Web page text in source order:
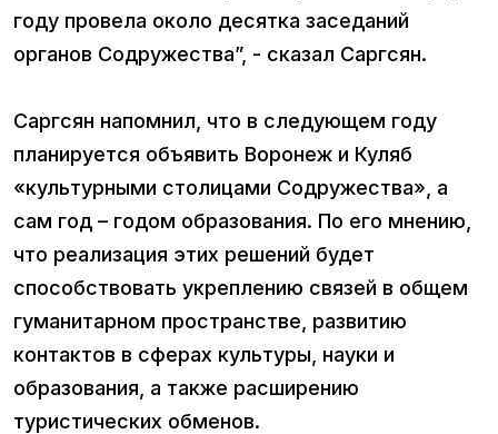
году провела около десятка заседаний
органов Содружества”, - сказал Саргсян.
Саргсян напомнил, что в следующем году
планируется объявить Воронеж и Куляб
«культурными столицами Содружества», а
сам год – годом образования. По его мнению,
что реализация этих решений будет
способствовать укреплению связей в общем
гуманитарном пространстве, развитию
контактов в сферах культуры, науки и
образования, а также расширению
туристических обменов.